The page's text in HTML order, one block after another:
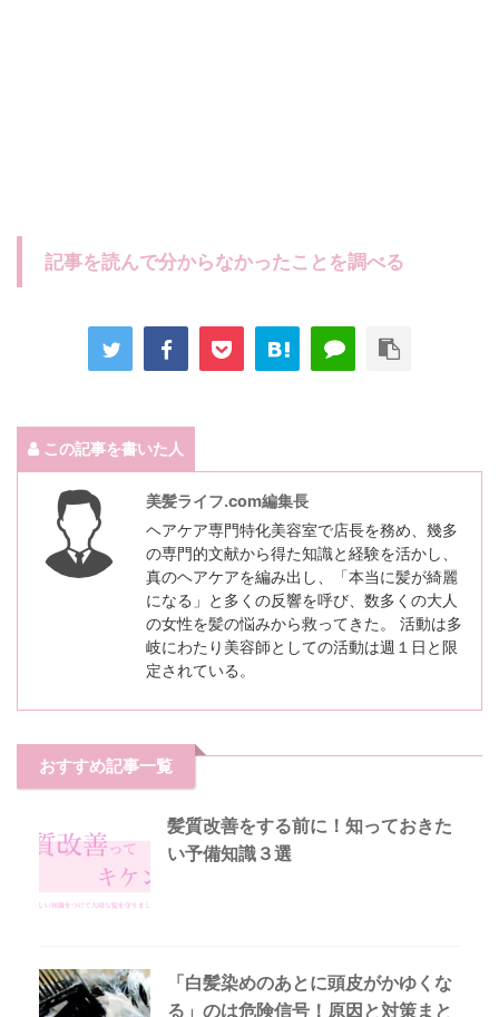
記事を読んで分からなかったことを調べる
この記事を書いた人
美髪ライフ.com編集長
ヘアケア専門特化美容室で店長を務め、幾多
の専門的文献から得た知識と経験を活かし、
真のヘアケアを編み出し、「本当に髪が綺麗
になる」と多くの反響を呼び、数多くの大人
の女性を髪の悩みから救ってきた。 活動は多
岐にわたり美容師としての活動は週１日と限
定されている。
おすすめ記事一覧
髪質改善をする前に！知っておきた
い予備知識３選
「白髪染めのあとに頭皮がかゆくな
る」のは危険信号！原因と対策まと